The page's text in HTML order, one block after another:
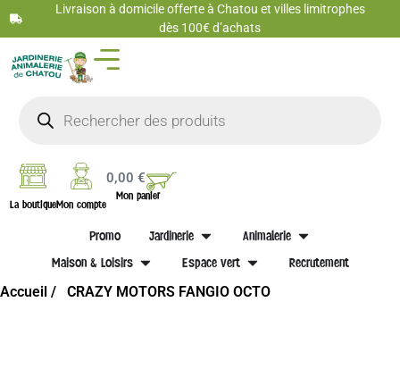
Livraison à domicile offerte à Chatou et villes limitrophes
dès 100€ d’achats
La boutiqueMon compte
0,00€
Mon panier
Promo Jardinerie
Animalerie
Maison & Loisirs
Espace vert Recrutement
Accueil / CRAZY MOTORS FANGIO OCTO